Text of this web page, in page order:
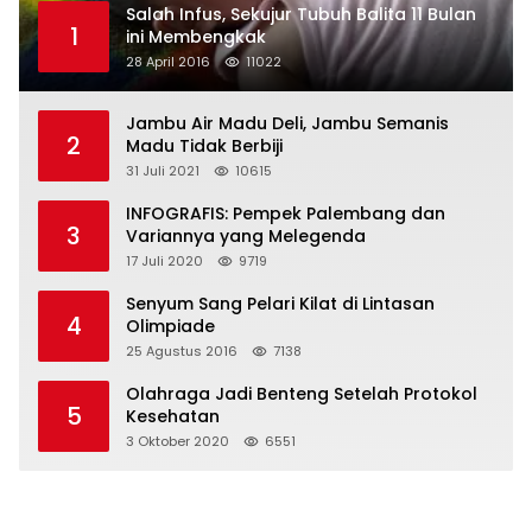
1
Salah Infus, Sekujur Tubuh Balita 11 Bulan
ini Membengkak
28 April 2016 11022
2
Jambu Air Madu Deli, Jambu Semanis
Madu Tidak Berbiji
31 Juli 2021 10615
3
INFOGRAFIS: Pempek Palembang dan
Variannya yang Melegenda
17 Juli 2020 9719
4
Senyum Sang Pelari Kilat di Lintasan
Olimpiade
25 Agustus 2016 7138
5
Olahraga Jadi Benteng Setelah Protokol
Kesehatan
3 Oktober 2020 6551